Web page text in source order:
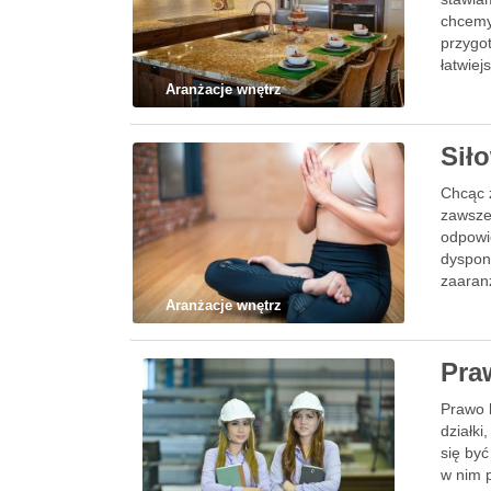
Aranżacje wnętrz
Aranżacje wnętrz
Chcąc
Prawo
się
w nim